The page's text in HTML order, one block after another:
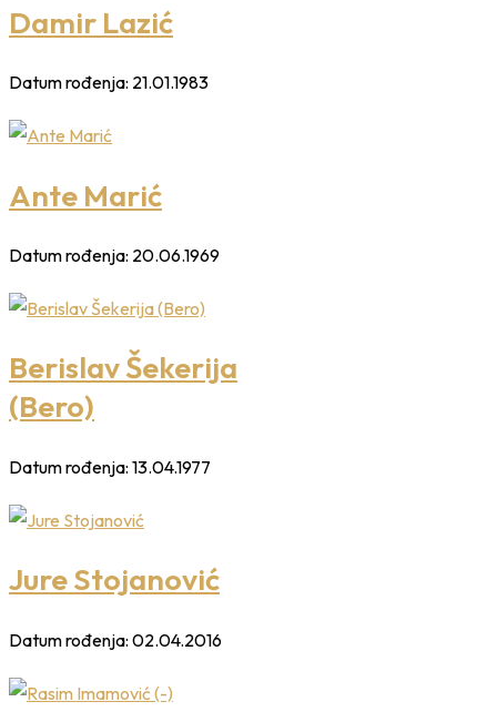
Damir Lazić
Datum rođenja: 21.01.1983
Ante Marić
Datum rođenja: 20.06.1969
Berislav Šekerija
(Bero)
Datum rođenja: 13.04.1977
Jure Stojanović
Datum rođenja: 02.04.2016